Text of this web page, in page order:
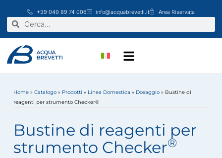
contenuto
+39 049 89 74 006 info@acquabrevetti.it Area Riservata
Cerca Cerca
Home »Catalogo » Prodotti » Linea Domestica » Dosaggio » Bustine di
reagenti per strumento Checker®
Bustine di reagenti per
strumento Checker®